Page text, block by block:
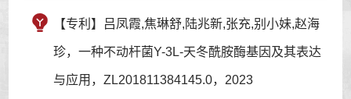
【专利】吕凤霞,焦琳舒,陆兆新,张充,别小妹,赵海
珍，一种不动杆菌Y-3L-天冬酰胺酶基因及其表达
与应用，ZL201811384145.0，2023